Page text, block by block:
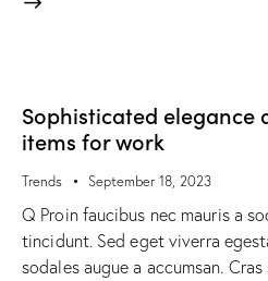
Sophisticated elegance
items for work
Trends September 18, 2023
Q Proin faucibus nec mauris a
tincidunt. Sed eget viverra
sodales augue a accumsan.